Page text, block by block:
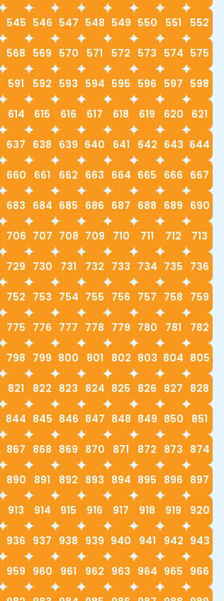
545 546 547 548 549 550 551 552
568 569 570 571 572 573 574 575
591 592 593 594 595 596 597 598
614 615 616 617 618 619 620 621
637 638 639 640 641 642 643 644
660 661 662 663 664 665 666 667
683 684 685 686 687 688 689 690
706 707 708 709 710 711 712 713
729 730 731 732 733 734 735 736
752 753 754 755 756 757 758 759
775 776 777 778 779 780 781 782
798 799 800 801 802 803 804 805
821 822 823 824 825 826 827 828
844 845 846 847 848 849 850 851
867 868 869 870 871 872 873 874
890 891 892 893 894 895 896 897
913 914 915 916 917 918 919 920
936 937 938 939 940 941 942 943
959 960 961 962 963 964 965 966